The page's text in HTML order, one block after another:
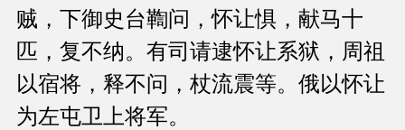
贼，下御史台鞫问，怀让惧，献马十
匹，复不纳。有司请逮怀让系狱，周祖
以宿将，释不问，杖流震等。俄以怀让
为左屯卫上将军。